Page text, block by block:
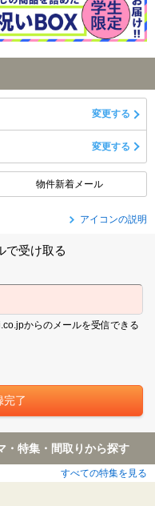
変更する
変更する
物件新着メール
アイコンの説明
で受け取る
からのメールを受信できる
・特集・間取りから探す
すべての特集を見る